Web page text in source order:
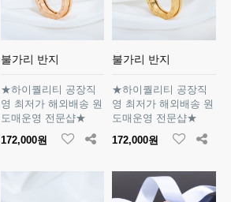
불가리 반지
★하이퀄리티 공장직
영 최저가 해외배송 원
도매운영 전문샵★
172,000원
불가리 반지
★하이퀄리티 공장직
영 최저가 해외배송 원
도매운영 전문샵★
172,000원